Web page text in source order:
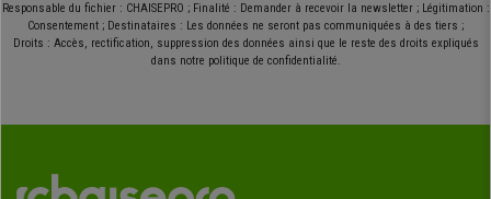
Responsable du fichier : CHAISEPRO ; Finalité : Demander à recevoir la newsletter ; Légitimation :
Consentement ; Destinataires : Les données ne seront pas communiquées à des tiers ;
Droits : Accès, rectification, suppression des données ainsi que le reste des droits expliqués
dans notre politique de confidentialité.